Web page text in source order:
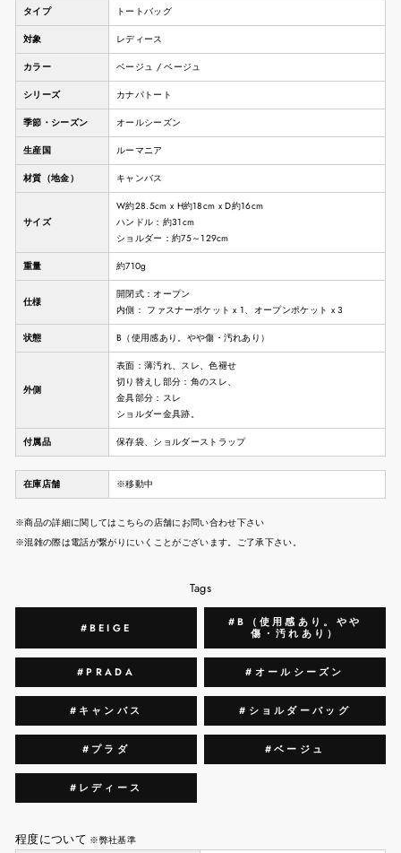
タイプ トートバッグ
対象 レディース
カラー ベージュ / ベージュ
シリーズ カナパトート
季節・シーズン オールシーズン
生産国 ルーマニア
材質（地金） キャンバス
サイズ
W約28.5cm x H約18cm x D約16cm
ハンドル：約31cm
ショルダー：約75～129cm
重量 約710g
仕様
開閉式：オープン
内側： ファスナーポケット x 1、オープンポケット x 3
状態 B（使用感あり。やや傷・汚れあり）
外側
表面：薄汚れ、スレ、色褪せ
切り替えし部分：角のスレ、
金具部分：スレ
ショルダー金具跡。
付属品 保存袋、ショルダーストラップ
在庫店舗 ※移動中
※商品の詳細に関してはこちらの店舗にお問い合わせ下さい
※混雑の際は電話が繋がりにいくことがございます。ご了承下さい。
Tags
#BEIGE
#B（使用感あり。やや
傷・汚れあり）
#PRADA #オールシーズン
#キャンバス #ショルダーバッグ
#プラダ #ベージュ
#レディース
程度について ※弊社基準